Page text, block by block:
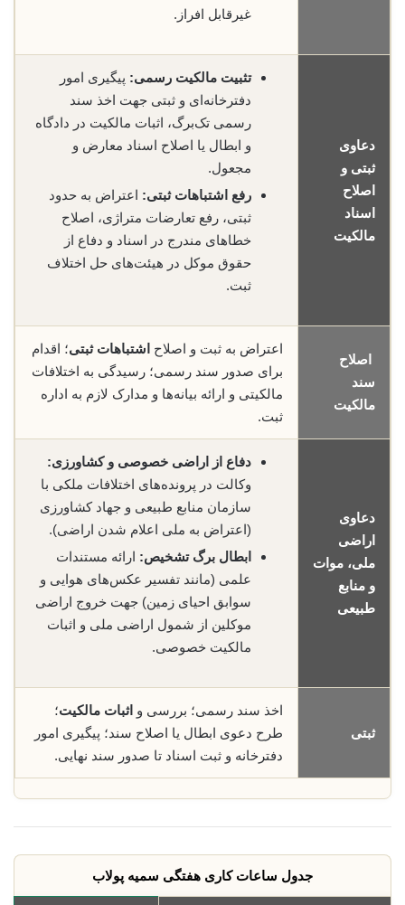
غیرقابل افراز.
دعاوی
ثبتی و
اصلاح
اسناد
مالکیت
تثبیت مالکیت رسمی: پیگیری امور
دفترخانه‌ای و ثبتی جهت اخذ سند
رسمی تک‌برگ، اثبات مالکیت در دادگاه
و ابطال یا اصلاح اسناد معارض و
مجعول.
رفع اشتباهات ثبتی: اعتراض به حدود
ثبتی، رفع تعارضات متراژی، اصلاح
خطاهای مندرج در اسناد و دفاع از
حقوق موکل در هیئت‌های حل اختلاف
ثبت.
اصلاح
سند
مالکیت
اعتراض به ثبت و اصلاح اشتباهات ثبتی؛ اقدام
برای صدور سند رسمی؛ رسیدگی به اختلافات
مالکیتی و ارائه بیانه‌ها و مدارک لازم به اداره
ثبت.
دعاوی
اراضی
ملی، موات
و منابع
طبیعی
دفاع از اراضی خصوصی و کشاورزی:
وکالت در پرونده‌های اختلافات ملکی با
سازمان منابع طبیعی و جهاد کشاورزی
(اعتراض به ملی اعلام شدن اراضی).
ابطال برگ تشخیص: ارائه مستندات
علمی (مانند تفسیر عکس‌های هوایی و
سوابق احیای زمین) جهت خروج اراضی
موکلین از شمول اراضی ملی و اثبات
مالکیت خصوصی.
ثبتی
اخذ سند رسمی؛ بررسی و اثبات مالکیت؛
طرح دعوی ابطال یا اصلاح سند؛ پیگیری امور
دفترخانه و ثبت اسناد تا صدور سند نهایی.
جدول ساعات کاری هفتگی سمیه پولاب